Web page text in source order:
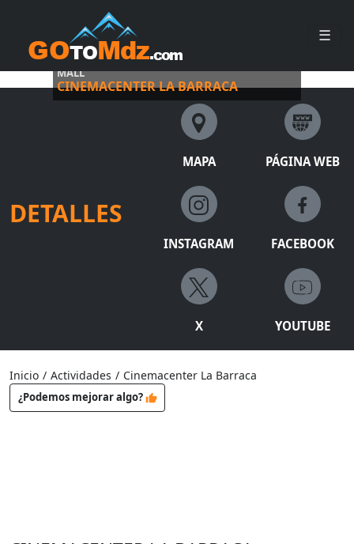
☰
DISFRUTÁ CINE Y DIVERSIÓN EN LA BARRACA
MALL
CINEMACENTER LA BARRACA
DETALLES
MAPA PÁGINA WEB
INSTAGRAM FACEBOOK
X YOUTUBE
Inicio / Actividades / Cinemacenter La Barraca
¿Podemos mejorar algo?